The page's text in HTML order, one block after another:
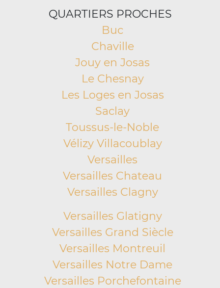
QUARTIERS PROCHES
Buc
Chaville
Jouy en Josas
Le Chesnay
Les Loges en Josas
Saclay
Toussus-le-Noble
Vélizy Villacoublay
Versailles
Versailles Chateau
Versailles Clagny
Versailles Glatigny
Versailles Grand Siècle
Versailles Montreuil
Versailles Notre Dame
Versailles Porchefontaine